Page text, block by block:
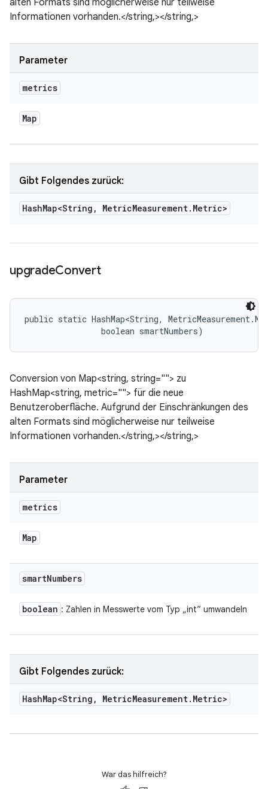
alten Formats sind möglicherweise nur teilweise
Informationen vorhanden.</string,></string,>
Parameter
metrics
Map
Gibt Folgendes zurück:
HashMap<String , MetricMeasurement. Metric>
upgradeConvert
public static HashMap<String,
                boolean smartNumbers)
Conversion von Map<string, string=""> zu
HashMap<string, metric=""> für die neue
Benutzeroberfläche. Aufgrund der Einschränkungen des
alten Formats sind möglicherweise nur teilweise
Informationen vorhanden.</string,></string,>
Parameter
metrics
Map
smartNumbers
boolean : Zahlen in Messwerte vom Typ „int“ umwandeln
Gibt Folgendes zurück:
HashMap<String , MetricMeasurement. Metric>
War das hilfreich?